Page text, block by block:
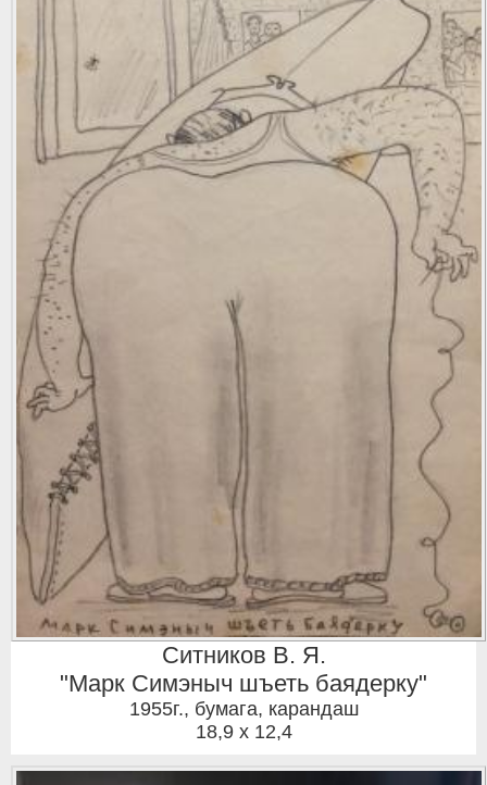
Ситников В. Я.
"Марк Симэныч шъеть баядерку"
1955г., бумага, карандаш
18,9 x 12,4